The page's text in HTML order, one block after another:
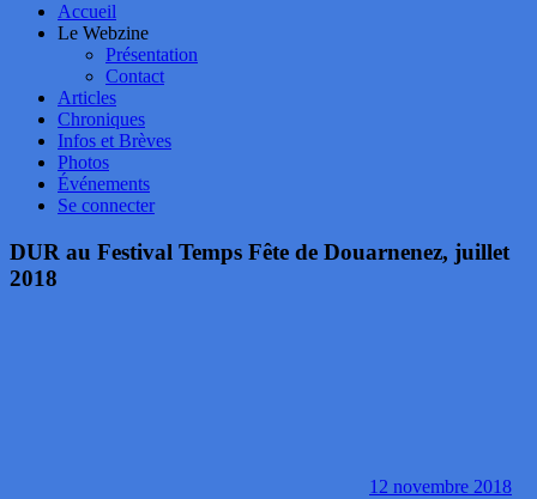
Accueil
Le Webzine
Présentation
Contact
Articles
Chroniques
Infos et Brèves
Photos
Événements
Se connecter
DUR au Festival Temps Fête de Douarnenez, juillet
2018
12 novembre 2018